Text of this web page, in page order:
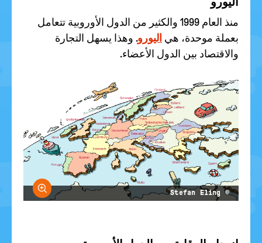
منذ العام 1999 والكثير من الدول الأوروبية تتعامل
بعملة موحدة، هي اليورو. وهذا يسهل التجارة
والاقتصاد بين الدول الأعضاء.
© Stefan Eling